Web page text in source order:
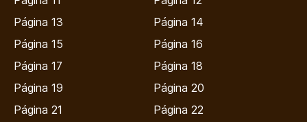
Página 13
Página 14
Página 15
Página 16
Página 17
Página 18
Página 19
Página 20
Página 21
Página 22